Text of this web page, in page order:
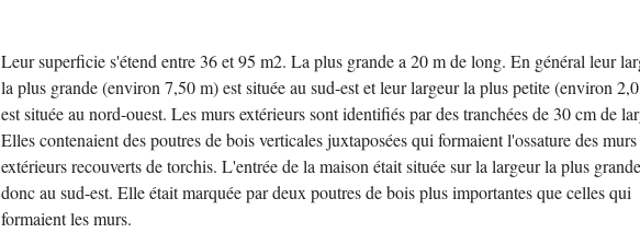
Leur superficie s'étend entre 36 et 95 m2. La plus grande a 20 m de long. En général leur
la plus grande (environ 7,50 m) est située au sud-est et leur largeur la plus petite (environ
est située au nord-ouest. Les murs extérieurs sont identifiés par des tranchées de 30 cm de
Elles contenaient des poutres de bois verticales juxtaposées qui formaient l'ossature des murs
extérieurs recouverts de torchis. L'entrée de la maison était située sur la largeur la plus
donc au sud-est. Elle était marquée par deux poutres de bois plus importantes que celles qui
formaient les murs.